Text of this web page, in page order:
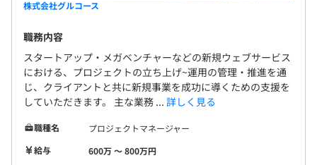
エンジニア30名、PM5名、デザイナー2名で構成されてい
ます。
エンジニアの多くはフルスタックでフロントエンド・バッ
クエンド・インフラ問わず活躍していますが
本人の得意や伸ばしたい技術分野に併せて各パートの専門
ポジションも用意しています・
株式会社グルコース
職務内容
スタートアップ・メガベンチャーなどの新規ウェブサービス
における、プロジェクトの立ち上げ~運用の管理・推進を通
じ、クライアントと共に新規事業を成功に導くための支援を
していただきます。 主な業務 ... 詳しく見る
職種名
プロジェクトマネージャー
給与
600万 〜 800万円